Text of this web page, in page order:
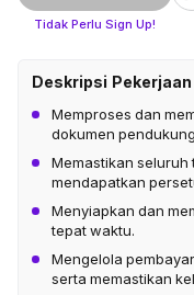
Tidak Perlu Sign Up!
Deskripsi Pekerjaan
Memproses dan
dokumen
Memastikan seluruh
mendapatkan
Menyiapkan dan
tepat waktu.
Mengelola
serta memastikan